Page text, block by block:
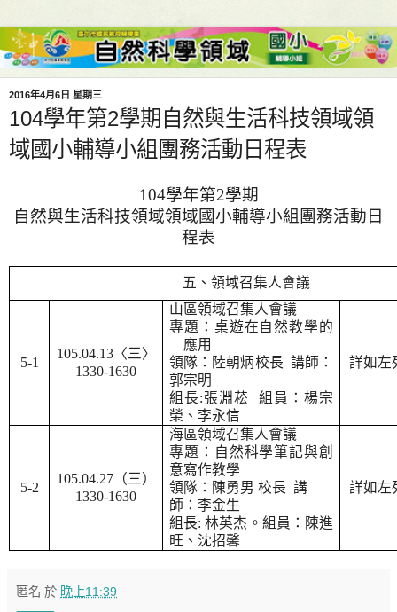
2016年4月6日 星期三
104學年第2學期自然與生活科技領域領
域國小輔導小組團務活動日程表
104學年第2學期
自然與生活科技領域領域國小輔導小組團務活動日
程表
五、領域召集人會議
5-1
105.04.13〈三〉
1330-1630
山區領域召集人會議
專題：桌遊在自然教學的
應用
領隊：陸朝炳校長 講師：
郭宗明
組長:張淵菘
組員：楊宗
榮、李永信
詳如左
5-2
105.04.27（三）
1330-1630
海區領域召集人會議
專題：自然科學筆記與創
意寫作教學
領隊：陳勇男 校長 講
師：李金生
組長: 林英杰 。組員： 陳進
旺、沈招馨
詳如左
匿名 於 晚上11:39